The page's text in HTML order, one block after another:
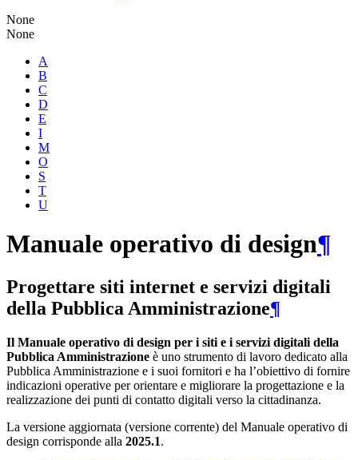
None
None
A
B
C
D
E
I
M
O
S
T
U
Manuale operativo di design¶
Progettare siti internet e servizi digitali
della Pubblica Amministrazione¶
Il Manuale operativo di design per i siti e i servizi digitali della
Pubblica Amministrazione è uno strumento di lavoro dedicato alla
Pubblica Amministrazione e i suoi fornitori e ha l’obiettivo di fornire
indicazioni operative per orientare e migliorare la progettazione e la
realizzazione dei punti di contatto digitali verso la cittadinanza.
La versione aggiornata (versione corrente) del Manuale operativo di
design corrisponde alla 2025.1.